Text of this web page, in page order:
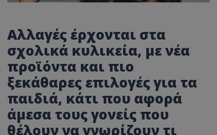
Αλλαγές έρχονται στα
σχολικά κυλικεία, με νέα
προϊόντα και πιο
ξεκάθαρες επιλογές για τα
παιδιά, κάτι που αφορά
άμεσα τους γονείς που
θέλουν να γνωρίζουν τι